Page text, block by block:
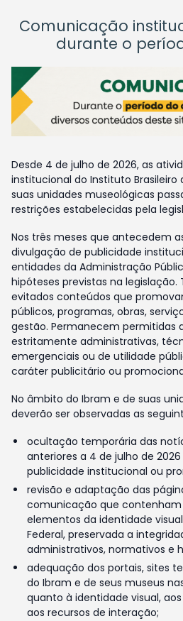
Comunicação
durante o
Desde 4 de julho de 2026, as
institucional do Instituto Brasileiro
suas unidades museológicas
restrições estabelecidas pela
Nos três meses que antecedem
divulgação de publicidade
entidades da Administração
hipóteses previstas na
evitados conteúdos que
públicos, programas, obras,
gestão. Permanecem permitidas
estritamente administrativas,
emergenciais ou de utilidade
caráter publicitário ou
No âmbito do Ibram e de suas
deverão ser observadas as
ocultação temporária das
anteriores a 4 de julho de
publicidade institucional ou
revisão e adaptação das
comunicação que contenham
elementos da identidade
Federal, preservada a
administrativos, normativos e
adequação dos portais, sites
do Ibram e de seus museus
quanto à identidade visual,
aos recursos de interação;